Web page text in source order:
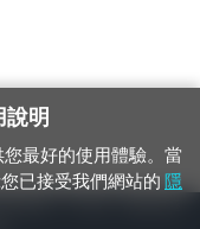
軌道、平交道、橋樑及隧
明
最好的使用體驗。當
已接受我們網站的 隱